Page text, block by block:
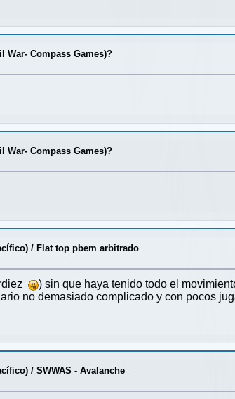
War- Compass Games)?
War- Compass Games)?
/Flat top pbem arbitrado
) sin que haya tenido todo el
no demasiado complicado y con pocos
/SWWAS - Avalanche